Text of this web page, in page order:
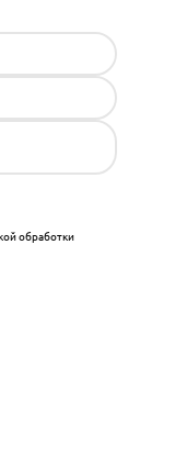
обработки